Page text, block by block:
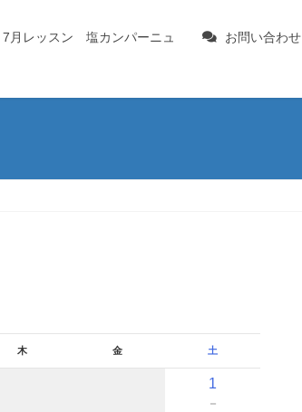
7月レッスン 塩カンパーニュ お問い合わせ
木 金 土
1
－